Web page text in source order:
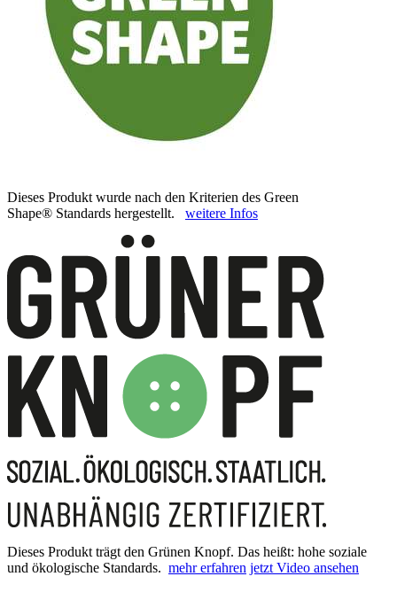
Dieses Produkt wurde nach den Kriterien des Green
Shape® Standards hergestellt. weitere Infos
Dieses Produkt trägt den Grünen Knopf. Das heißt: hohe soziale
und ökologische Standards. mehr erfahren jetzt Video ansehen